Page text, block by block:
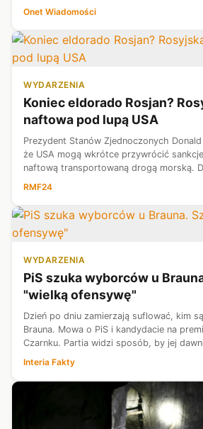
by Keir Starmer sam zrozumiał, że jego
Onet Wiadomości
WYDARZENIA
Koniec eldorado Rosjan?
naftowa pod lupą USA
Prezydent Stanów Zjednoczonych Donald
że USA mogą wkrótce przywrócić
naftową transportowaną drogą morską.
zwolnienie z restrykcji wygasa już jutro.
RMF24
WYDARZENIA
PiS szuka wyborców u
"wielką ofensywę"
Dzień po dniu zamierzają suflować, kim
Brauna. Mowa o PiS i kandydacie na
Czarnku. Partia widzi sposób, by jej
popierający dziś Konfederację Korony
głosowali. Co więcej, j...
Interia Fakty